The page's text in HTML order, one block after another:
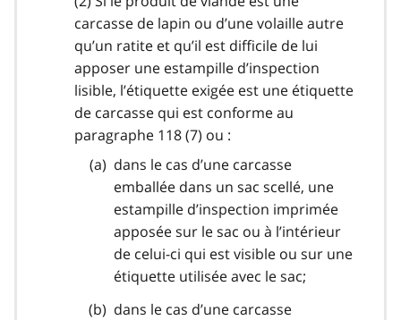
carcasse de lapin ou d’une volaille autre
qu’un ratite et qu’il est difficile de lui
apposer une estampille d’inspection
lisible, l’étiquette exigée est une étiquette
de carcasse qui est conforme au
paragraphe 118 (7) ou :
dans le cas d’une carcasse
emballée dans un sac scellé, une
estampille d’inspection imprimée
apposée sur le sac ou à l’intérieur
de celui-ci qui est visible ou sur une
étiquette utilisée avec le sac;
dans le cas d’une carcasse